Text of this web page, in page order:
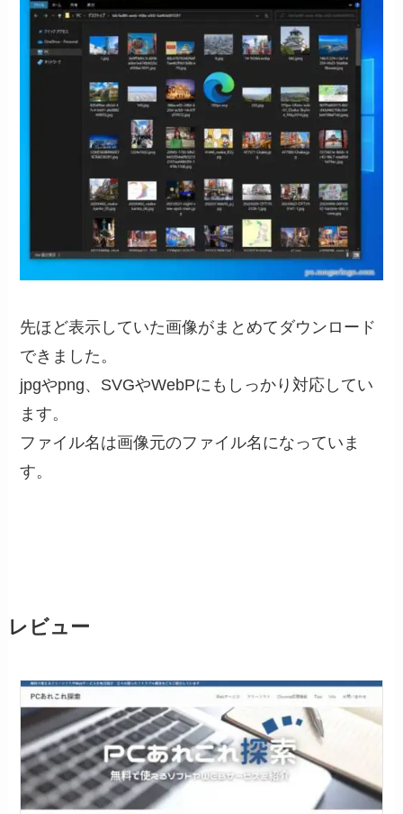
先ほど表示していた画像がまとめてダウンロード
できました。
jpgやpng、SVGやWebPにもしっかり対応してい
ます。
ファイル名は画像元のファイル名になっていま
す。
レビュー